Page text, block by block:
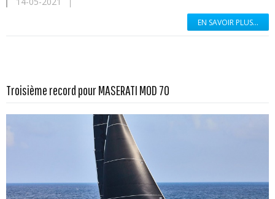
EN SAVOIR PLUS...
Troisième record pour MASERATI MOD 70